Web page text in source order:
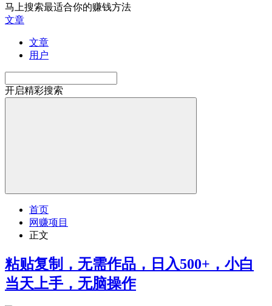
马上搜索最适合你的赚钱方法
文章
文章
用户
开启精彩搜索
首页
网赚项目
正文
粘贴复制，无需作品，日入500+，小白
当天上手，无脑操作